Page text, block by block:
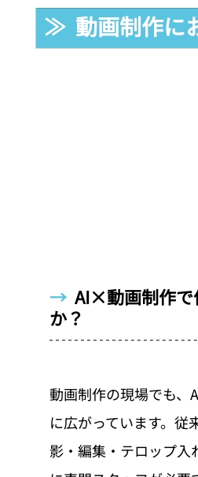
≫  動画制作に
→ AI×動画制作で
か？
動画制作の現場でも、
に広がっています。従
影・編集・テロップ入